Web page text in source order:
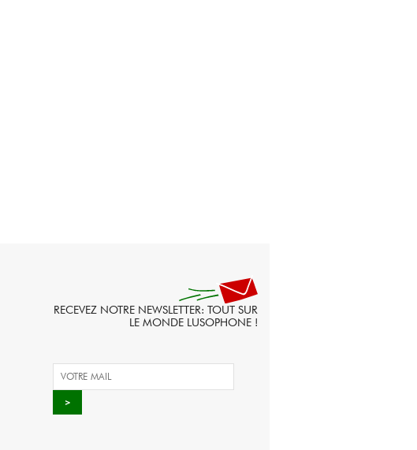
RECEVEZ NOTRE NEWSLETTER: TOUT SUR
LE MONDE LUSOPHONE !